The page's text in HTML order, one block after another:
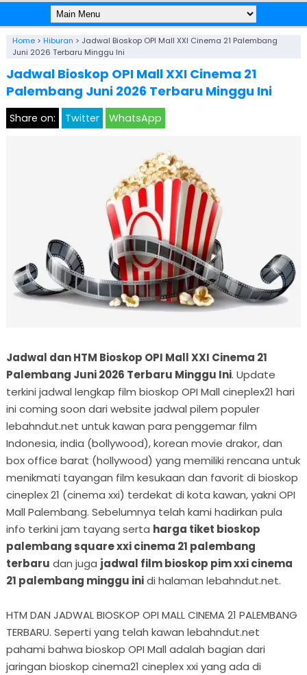
Home> Hiburan > Jadwal Bioskop OPI Mall XXI Cinema 21 Palembang
Juni 2026 Terbaru Minggu Ini
Jadwal Bioskop OPI Mall XXI Cinema 21
Palembang Juni 2026 Terbaru Minggu Ini
Share on: Twitter WhatsApp
Jadwal dan HTM Bioskop OPI Mall XXI Cinema 21
Palembang Juni 2026 Terbaru Minggu Ini. Update
terkini jadwal lengkap film bioskop OPI Mall cineplex21 hari
ini coming soon dari website jadwal pilem populer
lebahndut.net untuk kawan para penggemar film
Indonesia, india (bollywood), korean movie drakor, dan
box office barat (hollywood) yang memiliki rencana untuk
menikmati tayangan film kesukaan dan favorit di bioskop
cineplex 21 (cinema xxi) terdekat di kota kawan, yakni OPI
Mall Palembang. Sebelumnya telah kami hadirkan pula
info terkini jam tayang serta harga tiket bioskop
palembang square xxi cinema 21 palembang
terbaru dan juga jadwal film bioskop pim xxi cinema
21 palembang minggu inidi halaman lebahndut.net.
HTM DAN JADWAL BIOSKOP OPI MALL CINEMA 21 PALEMBANG
TERBARU. Seperti yang telah kawan lebahndut.net
pahami bahwa bioskop OPI Mall adalah bagian dari
jaringan bioskop cinema21 cineplex xxi yang ada di